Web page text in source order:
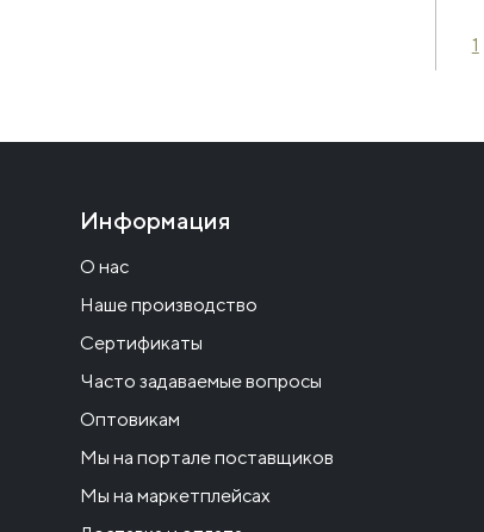
1
Информация
О нас
Наше производство
Сертификаты
Часто задаваемые вопросы
Оптовикам
Мы на портале поставщиков
Мы на маркетплейсах